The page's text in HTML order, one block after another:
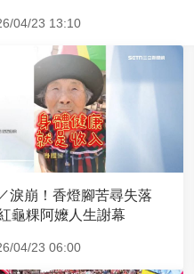
04/23 13:10
淚崩！香燈腳苦尋失落
龜粿阿嬤人生謝幕
04/23 06:00